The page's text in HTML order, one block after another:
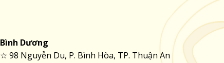
Bình Dương
☆ 98 Nguyễn Du, P. Bình Hòa, TP. Thuận An